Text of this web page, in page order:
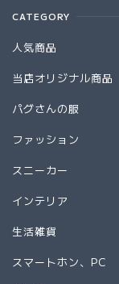
CATEGORY
人気商品
当店オリジナル商品
パグさんの服
ファッション
スニーカー
インテリア
生活雑貨
スマートホン、PC